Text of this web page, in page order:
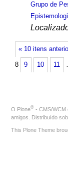
Grupo de
« 10 itens
8 9 10 11
O Plone® - CMS/WCM
amigos. Distribuído
This Plone Theme